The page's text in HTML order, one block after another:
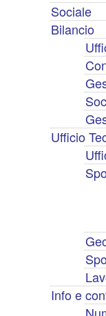
Sociale
Bilancio
Ufficio
Info e